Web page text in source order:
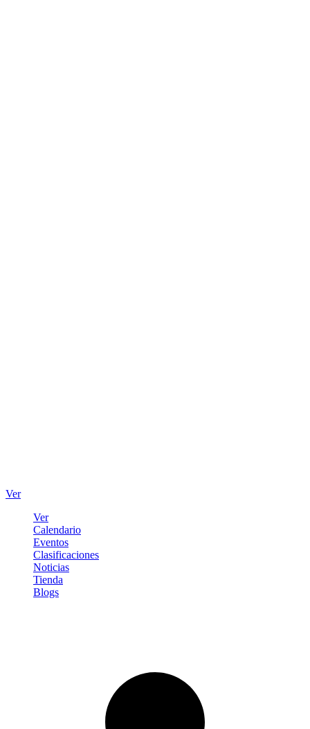
Ver
Ver
Calendario
Eventos
Clasificaciones
Noticias
Tienda
Blogs